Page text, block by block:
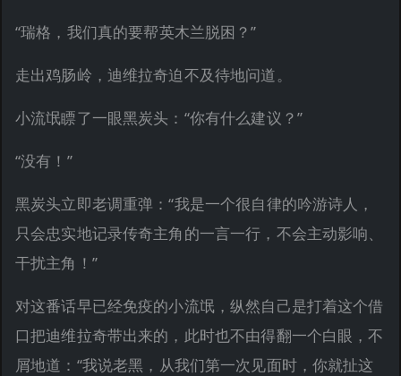
“瑞格，我们真的要帮英木兰脱困？”
走出鸡肠岭，迪维拉奇迫不及待地问道。
小流氓瞟了一眼黑炭头：“你有什么建议？”
“没有！”
黑炭头立即老调重弹：“我是一个很自律的吟游诗人，
只会忠实地记录传奇主角的一言一行，不会主动影响、
干扰主角！”
对这番话早已经免疫的小流氓，纵然自己是打着这个借
口把迪维拉奇带出来的，此时也不由得翻一个白眼，不
屑地道：“我说老黑，从我们第一次见面时，你就扯这